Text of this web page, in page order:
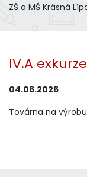
ZŠ a MŠ Krásná
IV.A exkurze
04.06.2026
Továrna na